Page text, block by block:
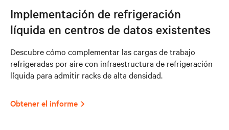
Implementación de refrigeración
líquida en centros de datos existentes
Descubre cómo complementar las cargas de trabajo
refrigeradas por aire con infraestructura de refrigeración
líquida para admitir racks de alta densidad.
Obtener el informe